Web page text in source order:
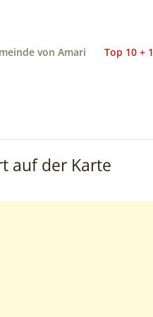
von Amari Top 10 + 1
auf der Karte